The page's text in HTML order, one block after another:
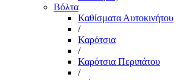
Βόλτα
Καθίσματα Αυτοκινήτου
/
Καρότσια
/
Καρότσια Περιπάτου
/